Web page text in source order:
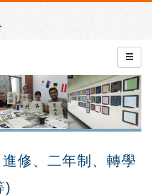
修、二年制、轉學
)